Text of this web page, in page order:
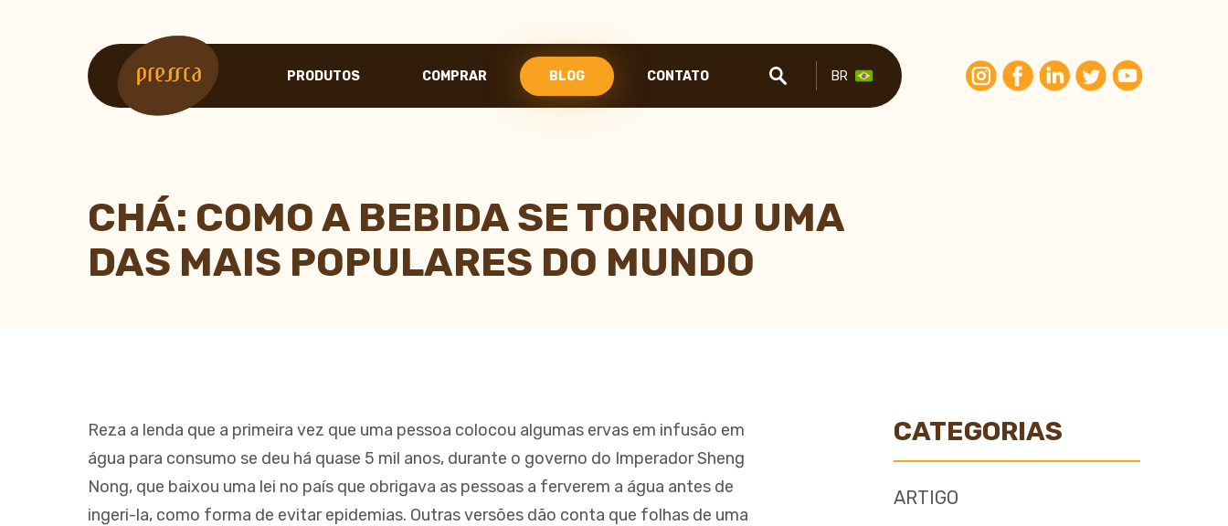
PRODUTOS
BALANÇA DOSE CERTA
ABG COLOR SYSTEM - ESCALA DE CORES
COPOS DE PORCELANA
FLUIRE - CONJUNTO PARA CAFÉ
LEITEIRA PITCHER
COMPRAR BLOG CONTATO BR
CHÁ: COMO A BEBIDA SE TORNOU UMA
DAS MAIS POPULARES DO MUNDO
Reza a lenda que a primeira vez que uma pessoa colocou algumas ervas em infusão em
água para consumo se deu há quase 5 mil anos, durante o governo do Imperador Sheng
Nong, que baixou uma lei no país que obrigava as pessoas a ferverem a água antes de
ingeri-la, como forma de evitar epidemias. Outras versões dão conta que folhas de uma
CATEGORIAS
ARTIGO